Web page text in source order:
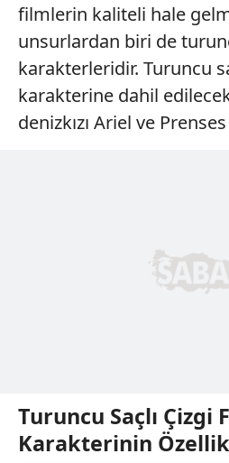
filmlerin kaliteli hale
unsurlardan biri de
karakterleridir. Turuncu
karakterine dahil
denizkızı Ariel ve
Turuncu Saçlı Çizgi
Karakterinin